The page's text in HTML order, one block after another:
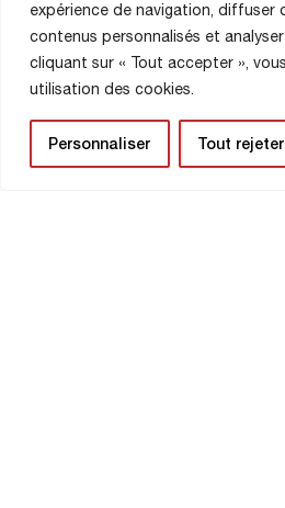
expérience de navigation, diffuser
contenus personnalisés et
cliquant sur « Tout accepter »,
utilisation des cookies.
Personnaliser Tout rejeter